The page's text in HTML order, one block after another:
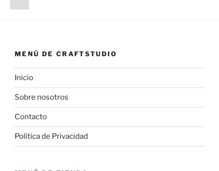
MENÚ DE CRAFTSTUDIO
Inicio
Sobre nosotros
Contacto
Política de Privacidad